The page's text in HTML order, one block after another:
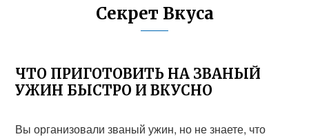
Секрет Вкуса
ЧТО ПРИГОТОВИТЬ НА ЗВАНЫЙ
УЖИН БЫСТРО И ВКУСНО
Вы организовали званый ужин, но не знаете, что